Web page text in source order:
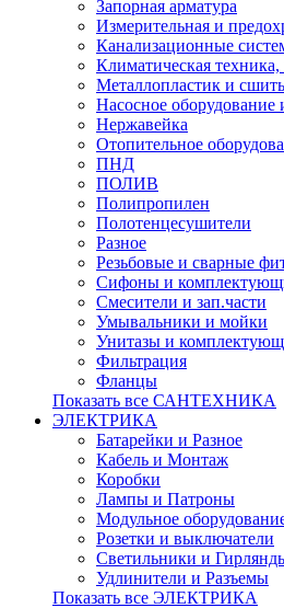
Запорная арматура
Измерительная и
Канализационные
Климатическая
Металлопластик и
Насосное
Нержавейка
Отопительное
ПНД
ПОЛИВ
Полипропилен
Полотенцесушители
Разное
Резьбовые и сварные
Сифоны и
Смесители и зап.части
Умывальники и мойки
Унитазы и
Фильтрация
Фланцы
Показать все САНТЕХНИКА
ЭЛЕКТРИКА
Батарейки и Разное
Кабель и Монтаж
Коробки
Лампы и Патроны
Модульное
Розетки и выключатели
Светильники и
Удлинители и Разъемы
Показать все ЭЛЕКТРИКА